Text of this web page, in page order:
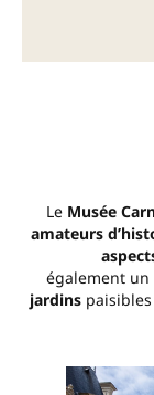
Le Musée
amateurs
également
jardins